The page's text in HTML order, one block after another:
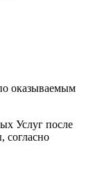
оказываемым
Услуг после
согласно